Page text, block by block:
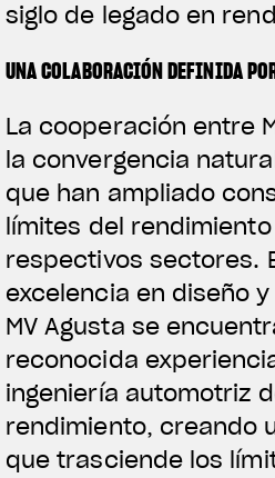
siglo de legado en
UNA COLABORACIÓN DEFINIDA
La cooperación entre
la convergencia
que han ampliado
límites del
respectivos sectores.
excelencia en diseño
MV Agusta se
reconocida
ingeniería automotriz
rendimiento, creando
que trasciende los